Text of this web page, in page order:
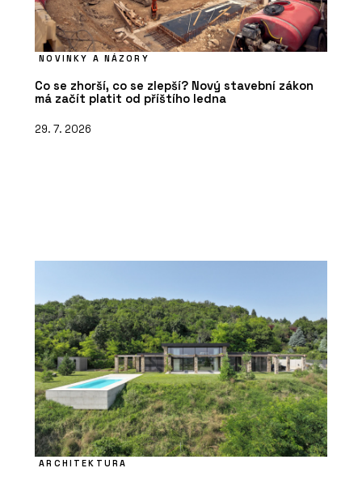
NOVINKY A NÁZORY
Co se zhorší, co se zlepší? Nový stavební zákon
má začít platit od příštího ledna
29. 7. 2026
ARCHITEKTURA